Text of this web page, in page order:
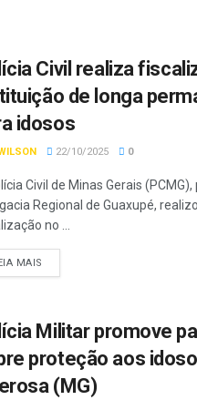
Civil realiza
de longa
idosos
22/10/2025 0
Civil de Minas Gerais
Regional de Guaxupé,
no ...
MAIS
Militar promove
proteção aos
(MG)